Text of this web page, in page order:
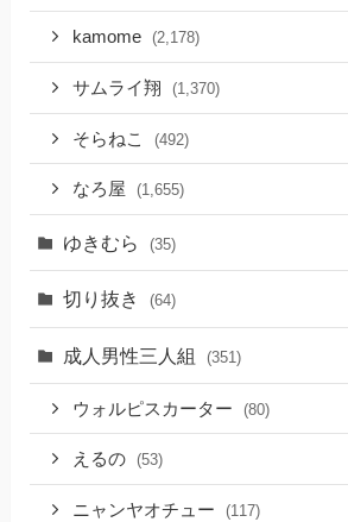
kamome (2,178)
サムライ翔 (1,370)
そらねこ (492)
なろ屋 (1,655)
ゆきむら (35)
切り抜き (64)
成人男性三人組 (351)
ウォルピスカーター (80)
えるの (53)
ニャンヤオチュー (117)